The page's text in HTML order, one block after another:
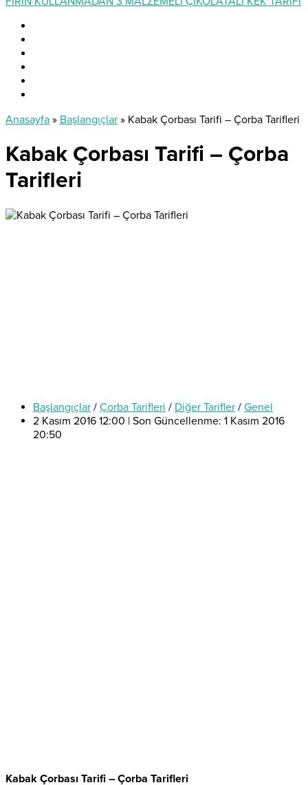
Anasayfa » Başlangıçlar » Kabak Çorbası Tarifi – Çorba Tarifleri
Kabak Çorbası Tarifi – Çorba
Tarifleri
Başlangıçlar / Çorba Tarifleri / Diğer Tarifler / Genel
2 Kasım 2016 12:00 | Son Güncellenme: 1 Kasım 2016
20:50
Kabak Çorbası Tarifi – Çorba Tarifleri